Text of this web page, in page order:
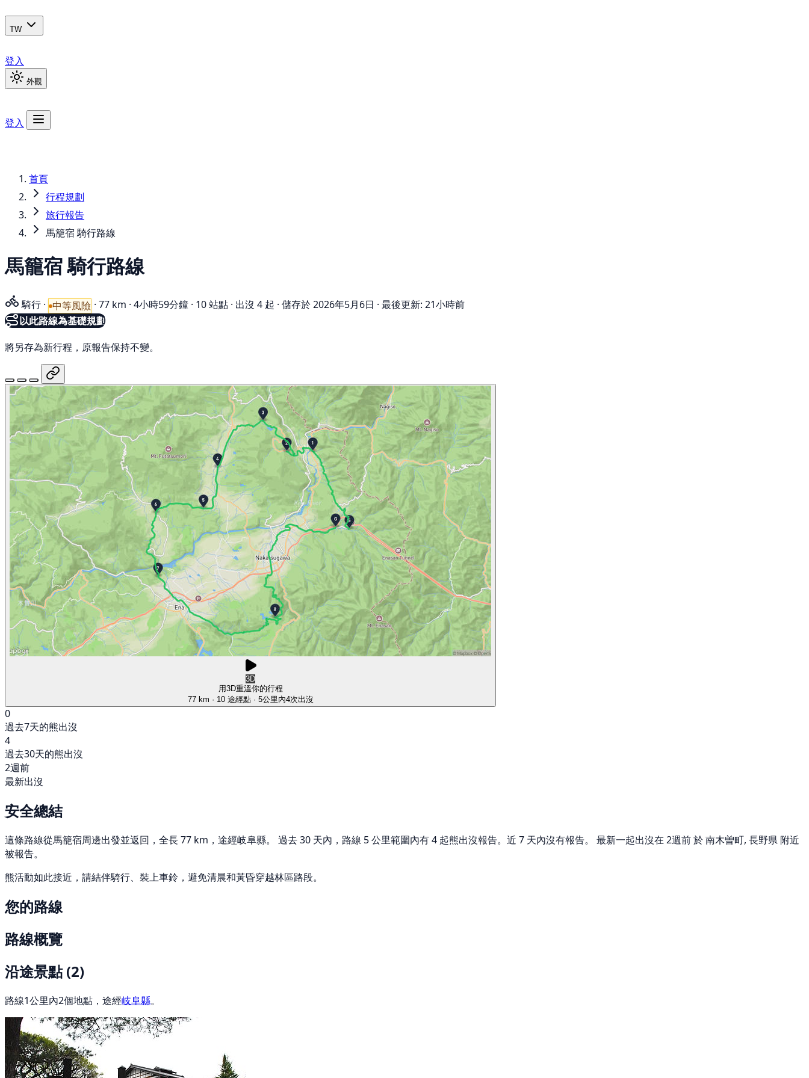
TW
登入
外觀
登入
首頁
行程規劃
旅行報告
馬籠宿 騎行路線
馬籠宿 騎行路線
騎行 · 中等風險 · 77 km · 4小時59分鐘 · 10 站點 · 出沒 4 起 · 儲存於 2026年5月6日 · 最後更新: 21小時前
以此路線為基礎規劃
將另存為新行程，原報告保持不變。
3D
用3D重溫你的行程
77 km · 10 途經點· 5公里內4次出沒
0
過去7天的熊出沒
4
過去30天的熊出沒
2週前
最新出沒
安全總結
這條路線從馬籠宿周邊出發並返回，全長 77 km，途經岐阜縣。 過去 30 天內，路線 5 公里範圍內有 4 起熊出沒報告。近 7 天內沒有報告。 最新一起出沒在 2週前 於 南木曽町, 長野県 附近
被報告。
熊活動如此接近，請結伴騎行、裝上車鈴，避免清晨和黃昏穿越林區路段。
您的路線
路線概覽
沿途景點(2)
路線1公里內2個地點，途經岐阜縣。